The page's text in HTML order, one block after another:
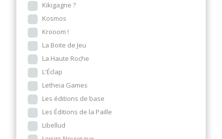
Kikigagne ?
Kosmos
Krooom !
La Boite de Jeu
La Haute Roche
L'Éclap
Letheia Games
Les éditions de base
Les Éditions de la Paille
Libellud